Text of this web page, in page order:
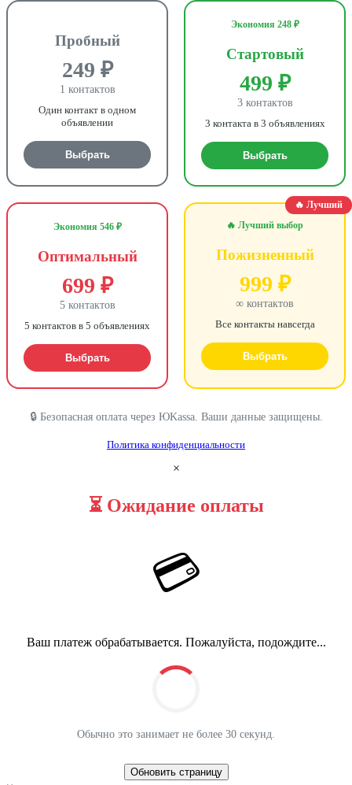
Пробный
249 ₽
1 контактов
Один контакт в одном
объявлении
Выбрать
Экономия 248 ₽
Стартовый
499 ₽
3 контактов
3 контакта в 3 объявлениях
Выбрать
Экономия 546 ₽
Оптимальный
699 ₽
5 контактов
5 контактов в 5 объявлениях
Выбрать
🔥 Лучший
🔥 Лучший выбор
Пожизненный
999 ₽
∞ контактов
Все контакты навсегда
Выбрать
🔒 Безопасная оплата через ЮKassa. Ваши данные защищены.
Политика конфиденциальности
×
⏳ Ожидание оплаты
💳
Ваш платеж обрабатывается. Пожалуйста, подождите...
Обычно это занимает не более 30 секунд.
Обновить страницу